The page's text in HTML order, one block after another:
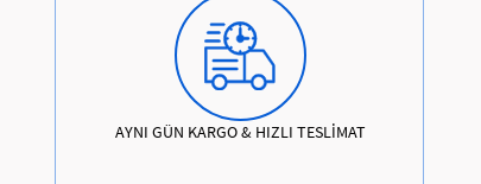
AYNI GÜN KARGO & HIZLI TESLİMAT